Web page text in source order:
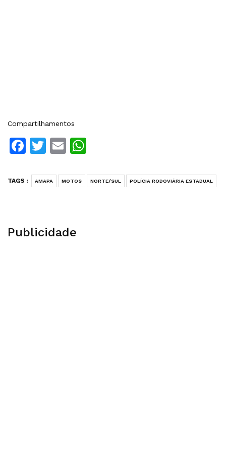
Compartilhamentos
Facebook
Twitter
Email
TAGS : AMAPA MOTOS NORTE/SUL POLÍCIA RODOVIÁRIA ESTADUAL
Publicidade